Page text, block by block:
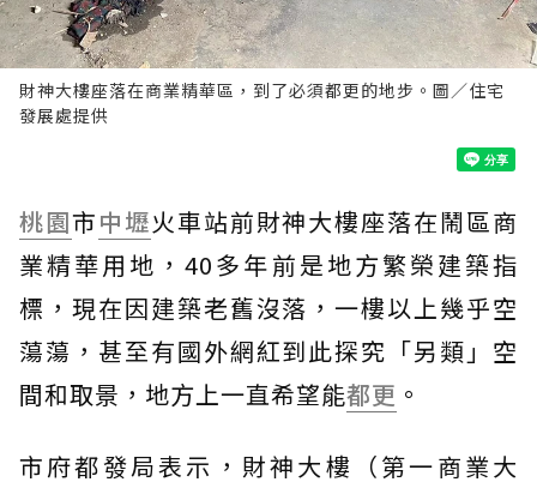
財神大樓座落在商業精華區，到了必須都更的地步。圖／住宅
發展處提供
桃園市中壢火車站前財神大樓座落在鬧區商
業精華用地，40多年前是地方繁榮建築指
標，現在因建築老舊沒落，一樓以上幾乎空
蕩蕩，甚至有國外網紅到此探究「另類」空
間和取景，地方上一直希望能都更 。
市府都發局表示，財神大樓（第一商業大